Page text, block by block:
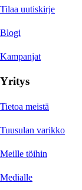
Tilaa uutiskirje
Blogi
Kampanjat
Yritys
Tietoa meistä
Tuusulan varikko
Meille töihin
Medialle